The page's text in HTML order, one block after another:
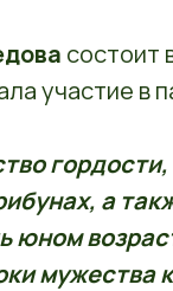
состоит
участие в
а
юном
мужества